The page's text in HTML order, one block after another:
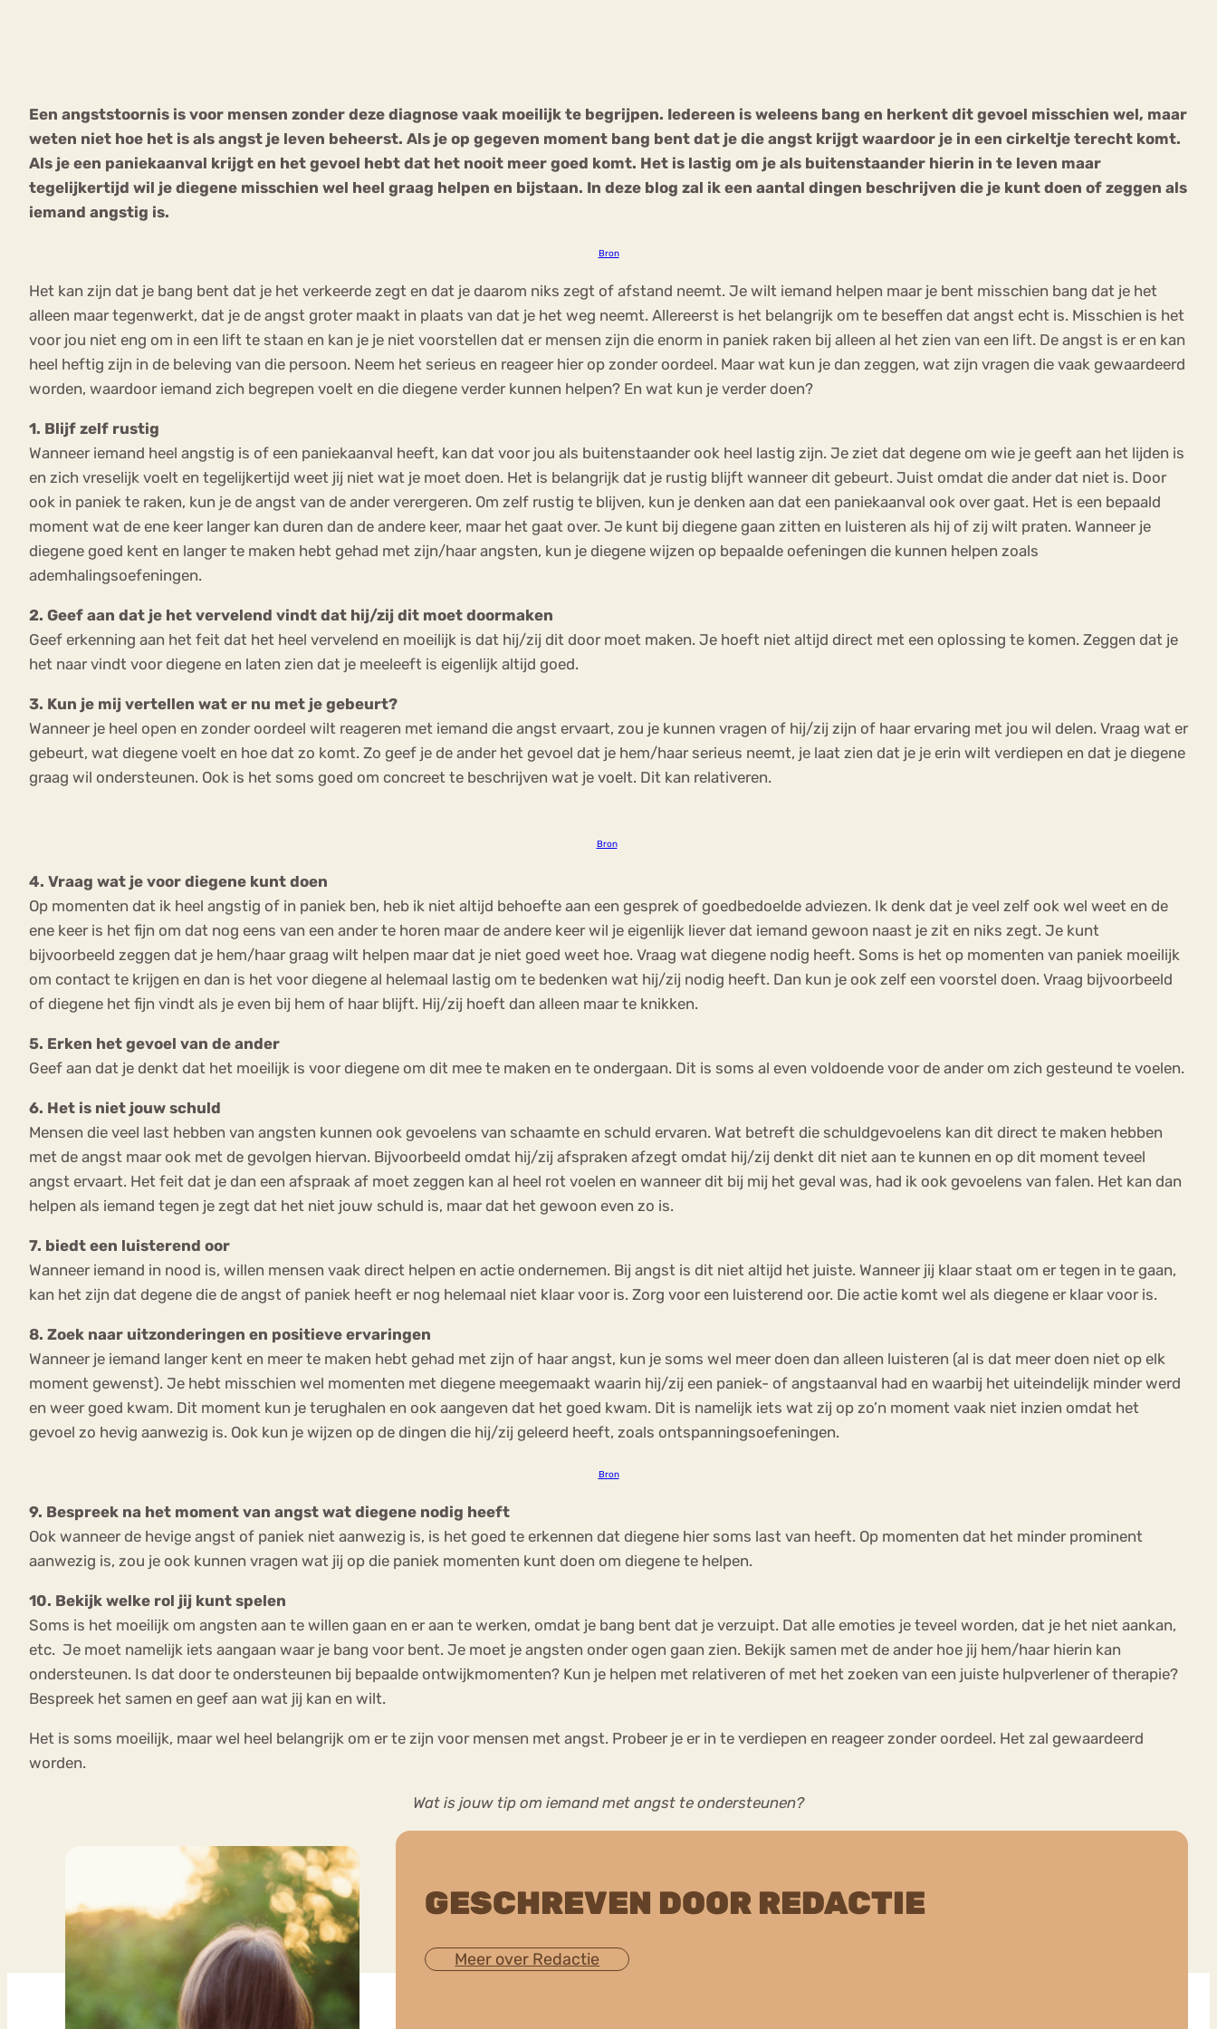
Een angststoornis is voor mensen zonder deze diagnose vaak moeilijk te begrijpen. Iedereen is weleens bang en herkent dit gevoel misschien wel, maar
weten niet hoe het is als angst je leven beheerst. Als je op gegeven moment bang bent dat je die angst krijgt waardoor je in een cirkeltje terecht komt.
Als je een paniekaanval krijgt en het gevoel hebt dat het nooit meer goed komt. Het is lastig om je als buitenstaander hierin in te leven maar
tegelijkertijd wil je diegene misschien wel heel graag helpen en bijstaan. In deze blog zal ik een aantal dingen beschrijven die je kunt doen of zeggen als
iemand angstig is.
Bron
Het kan zijn dat je bang bent dat je het verkeerde zegt en dat je daarom niks zegt of afstand neemt. Je wilt iemand helpen maar je bent misschien bang dat je het
alleen maar tegenwerkt, dat je de angst groter maakt in plaats van dat je het weg neemt. Allereerst is het belangrijk om te beseffen dat angst echt is. Misschien is het
voor jou niet eng om in een lift te staan en kan je je niet voorstellen dat er mensen zijn die enorm in paniek raken bij alleen al het zien van een lift. De angst is er en kan
heel heftig zijn in de beleving van die persoon. Neem het serieus en reageer hier op zonder oordeel. Maar wat kun je dan zeggen, wat zijn vragen die vaak gewaardeerd
worden, waardoor iemand zich begrepen voelt en die diegene verder kunnen helpen? En wat kun je verder doen?
1. Blijf zelf rustig
Wanneer iemand heel angstig is of een paniekaanval heeft, kan dat voor jou als buitenstaander ook heel lastig zijn. Je ziet dat degene om wie je geeft aan het lijden is
en zich vreselijk voelt en tegelijkertijd weet jij niet wat je moet doen. Het is belangrijk dat je rustig blijft wanneer dit gebeurt. Juist omdat die ander dat niet is. Door
ook in paniek te raken, kun je de angst van de ander verergeren. Om zelf rustig te blijven, kun je denken aan dat een paniekaanval ook over gaat. Het is een bepaald
moment wat de ene keer langer kan duren dan de andere keer, maar het gaat over. Je kunt bij diegene gaan zitten en luisteren als hij of zij wilt praten. Wanneer je
diegene goed kent en langer te maken hebt gehad met zijn/haar angsten, kun je diegene wijzen op bepaalde oefeningen die kunnen helpen zoals
ademhalingsoefeningen.
2. Geef aan dat je het vervelend vindt dat hij/zij dit moet doormaken
Geef erkenning aan het feit dat het heel vervelend en moeilijk is dat hij/zij dit door moet maken. Je hoeft niet altijd direct met een oplossing te komen. Zeggen dat je
het naar vindt voor diegene en laten zien dat je meeleeft is eigenlijk altijd goed.
3. Kun je mij vertellen wat er nu met je gebeurt?
Wanneer je heel open en zonder oordeel wilt reageren met iemand die angst ervaart, zou je kunnen vragen of hij/zij zijn of haar ervaring met jou wil delen. Vraag wat er
gebeurt, wat diegene voelt en hoe dat zo komt. Zo geef je de ander het gevoel dat je hem/haar serieus neemt, je laat zien dat je je erin wilt verdiepen en dat je diegene
graag wil ondersteunen. Ook is het soms goed om concreet te beschrijven wat je voelt. Dit kan relativeren.
Bron
4. Vraag wat je voor diegene kunt doen
Op momenten dat ik heel angstig of in paniek ben, heb ik niet altijd behoefte aan een gesprek of goedbedoelde adviezen. Ik denk dat je veel zelf ook wel weet en de
ene keer is het fijn om dat nog eens van een ander te horen maar de andere keer wil je eigenlijk liever dat iemand gewoon naast je zit en niks zegt. Je kunt
bijvoorbeeld zeggen dat je hem/haar graag wilt helpen maar dat je niet goed weet hoe. Vraag wat diegene nodig heeft. Soms is het op momenten van paniek moeilijk
om contact te krijgen en dan is het voor diegene al helemaal lastig om te bedenken wat hij/zij nodig heeft. Dan kun je ook zelf een voorstel doen. Vraag bijvoorbeeld
of diegene het fijn vindt als je even bij hem of haar blijft. Hij/zij hoeft dan alleen maar te knikken.
5. Erken het gevoel van de ander
Geef aan dat je denkt dat het moeilijk is voor diegene om dit mee te maken en te ondergaan. Dit is soms al even voldoende voor de ander om zich gesteund te voelen.
6. Het is niet jouw schuld
Mensen die veel last hebben van angsten kunnen ook gevoelens van schaamte en schuld ervaren. Wat betreft die schuldgevoelens kan dit direct te maken hebben
met de angst maar ook met de gevolgen hiervan. Bijvoorbeeld omdat hij/zij afspraken afzegt omdat hij/zij denkt dit niet aan te kunnen en op dit moment teveel
angst ervaart. Het feit dat je dan een afspraak af moet zeggen kan al heel rot voelen en wanneer dit bij mij het geval was, had ik ook gevoelens van falen. Het kan dan
helpen als iemand tegen je zegt dat het niet jouw schuld is, maar dat het gewoon even zo is.
7. biedt een luisterend oor
Wanneer iemand in nood is, willen mensen vaak direct helpen en actie ondernemen. Bij angst is dit niet altijd het juiste. Wanneer jij klaar staat om er tegen in te gaan,
kan het zijn dat degene die de angst of paniek heeft er nog helemaal niet klaar voor is. Zorg voor een luisterend oor. Die actie komt wel als diegene er klaar voor is.
8. Zoek naar uitzonderingen en positieve ervaringen
Wanneer je iemand langer kent en meer te maken hebt gehad met zijn of haar angst, kun je soms wel meer doen dan alleen luisteren (al is dat meer doen niet op elk
moment gewenst). Je hebt misschien wel momenten met diegene meegemaakt waarin hij/zij een paniek- of angstaanval had en waarbij het uiteindelijk minder werd
en weer goed kwam. Dit moment kun je terughalen en ook aangeven dat het goed kwam. Dit is namelijk iets wat zij op zo’n moment vaak niet inzien omdat het
gevoel zo hevig aanwezig is. Ook kun je wijzen op de dingen die hij/zij geleerd heeft, zoals ontspanningsoefeningen.
Bron
9. Bespreek na het moment van angst wat diegene nodig heeft
Ook wanneer de hevige angst of paniek niet aanwezig is, is het goed te erkennen dat diegene hier soms last van heeft. Op momenten dat het minder prominent
aanwezig is, zou je ook kunnen vragen wat jij op die paniek momenten kunt doen om diegene te helpen.
10. Bekijk welke rol jij kunt spelen
Soms is het moeilijk om angsten aan te willen gaan en er aan te werken, omdat je bang bent dat je verzuipt. Dat alle emoties je teveel worden, dat je het niet aankan,
etc. Je moet namelijk iets aangaan waar je bang voor bent. Je moet je angsten onder ogen gaan zien. Bekijk samen met de ander hoe jij hem/haar hierin kan
ondersteunen. Is dat door te ondersteunen bij bepaalde ontwijkmomenten? Kun je helpen met relativeren of met het zoeken van een juiste hulpverlener of therapie?
Bespreek het samen en geef aan wat jij kan en wilt.
Het is soms moeilijk, maar wel heel belangrijk om er te zijn voor mensen met angst. Probeer je er in te verdiepen en reageer zonder oordeel. Het zal gewaardeerd
worden.
Wat is jouw tip om iemand met angst te ondersteunen?
GESCHREVEN DOOR REDACTIE
Meer over Redactie
Boulimia Nervosa Eetstoornis Anorexia Nervosa Eetbuien Piekeren Sport
Trauma
Orthorexia
Afvallen Angst